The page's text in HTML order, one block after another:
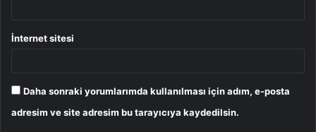
İnternet sitesi
Daha sonraki yorumlarımda kullanılması için adım, e-posta
adresim ve site adresim bu tarayıcıya kaydedilsin.